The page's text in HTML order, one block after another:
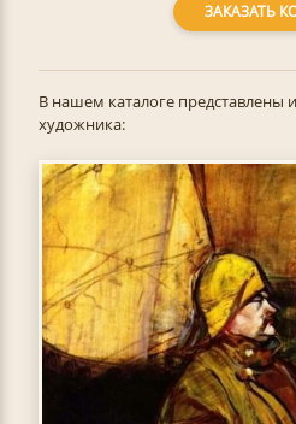
ЗАКАЗАТЬ
В нашем каталоге представлены
художника: